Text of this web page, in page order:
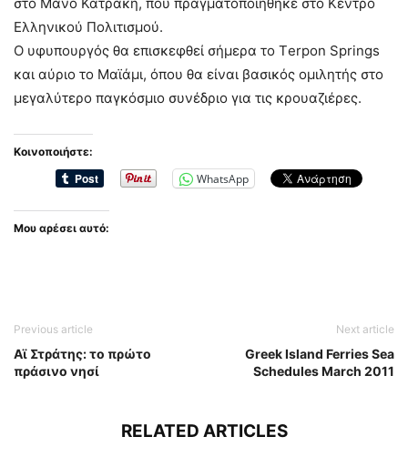
Ελληνικού Πολιτισμού.
Ο υφυπουργός θα επισκεφθεί σήμερα το Τerpon Springs
και αύριο το Μαϊάμι, όπου θα είναι βασικός ομιλητής στο
μεγαλύτερο παγκόσμιο συνέδριο για τις κρουαζιέρες.
Κοινοποιήστε:
WhatsApp
Μου αρέσει αυτό:
Previous article
Αϊ Στράτης: το πρώτο
πράσινο νησί
Next article
Greek Island Ferries Sea
Schedules March 2011
RELATED ARTICLES